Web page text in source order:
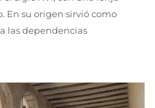
En su origen sirvió como
las dependencias